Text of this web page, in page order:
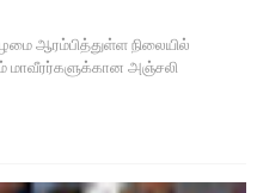
ஆரம்பித்துள்ள நிலையில்
மாவீரர்களுக்கான அஞ்சலி